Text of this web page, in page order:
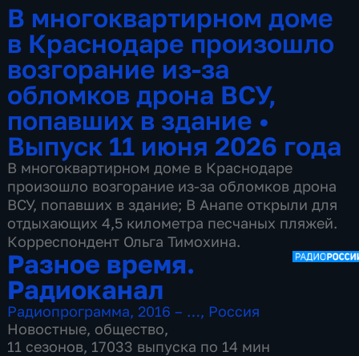
В многоквартирном доме
в Краснодаре произошло
возгорание из-за
обломков дрона ВСУ,
попавших в здание •
Выпуск 11 июня 2026 года
В многоквартирном доме в Краснодаре
произошло возгорание из-за обломков дрона
ВСУ, попавших в здание; В Анапе открыли для
отдыхающих 4,5 километра песчаных пляжей.
Корреспондент Ольга Тимохина.
Разное время.
Радиоканал
Радиопрограмма,2016 – …, Россия
Новостные, общество,
11 сезонов, 17033 выпуска по 14 мин